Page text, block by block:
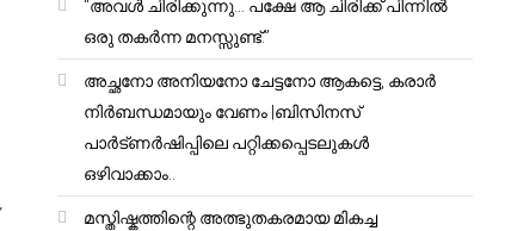
“അവൾ ചിരിക്കുന്നു… പക്ഷേ ആ ചിരിക്ക് പിന്നിൽ
ഒരു തകർന്ന മനസ്സുണ്ട്.”
അച്ഛനോ അനിയനോ ചേട്ടനോ ആകട്ടെ, കരാർ
നിർബന്ധമായും വേണം |ബിസിനസ്
പാർട്ണർഷിപ്പിലെ പറ്റിക്കപ്പെടലുകൾ
ഒഴിവാക്കാം..
മസ്തിഷ്കത്തിന്റെ അത്ഭുതകരമായ മികച്ച